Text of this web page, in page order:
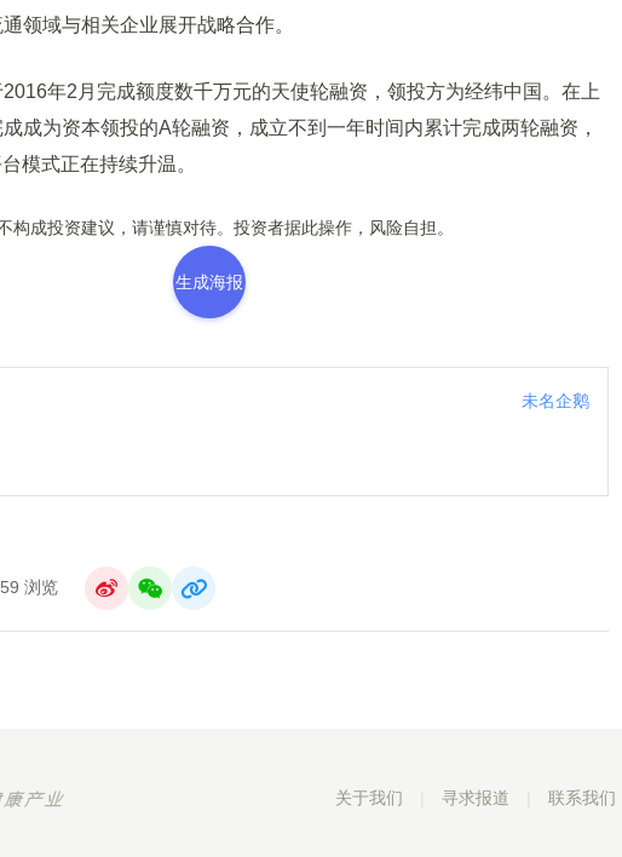
领域与相关企业展开战略合作。
年2月完成额度数千万元的天使轮融资，领投方为经纬中国。在上
成为资本领投的A轮融资，成立不到一年时间内累计完成两轮融资，
模式正在持续升温。
成投资建议，请谨慎对待。投资者据此操作，风险自担。
生成海报
未名企鹅
浏览
关于我们 寻求报道 联系我们